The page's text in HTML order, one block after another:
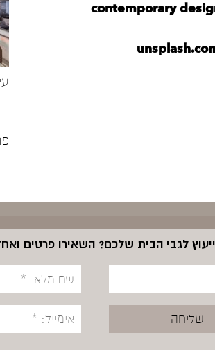
contemporary
לגבי הבית שלכם? השאירו פרטים